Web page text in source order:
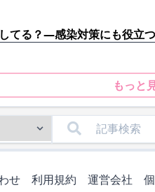
てる？―感染対策にも役立
もっと
せ 利用規約 運営会社